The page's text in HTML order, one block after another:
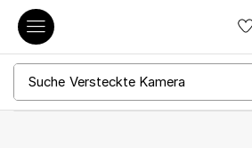
Suche Versteckte Kamera